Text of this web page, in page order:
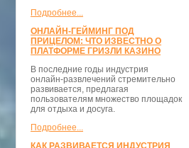
Подробнее...
ОНЛАЙН-ГЕЙМИНГ ПОД
ПРИЦЕЛОМ: ЧТО ИЗВЕСТНО О
ПЛАТФОРМЕ ГРИЗЛИ КАЗИНО
В последние годы индустрия
онлайн-развлечений стремительно
развивается, предлагая
пользователям множество площадок
для отдыха и досуга.
Подробнее...
КАК РАЗВИВАЕТСЯ ИНДУСТРИЯ